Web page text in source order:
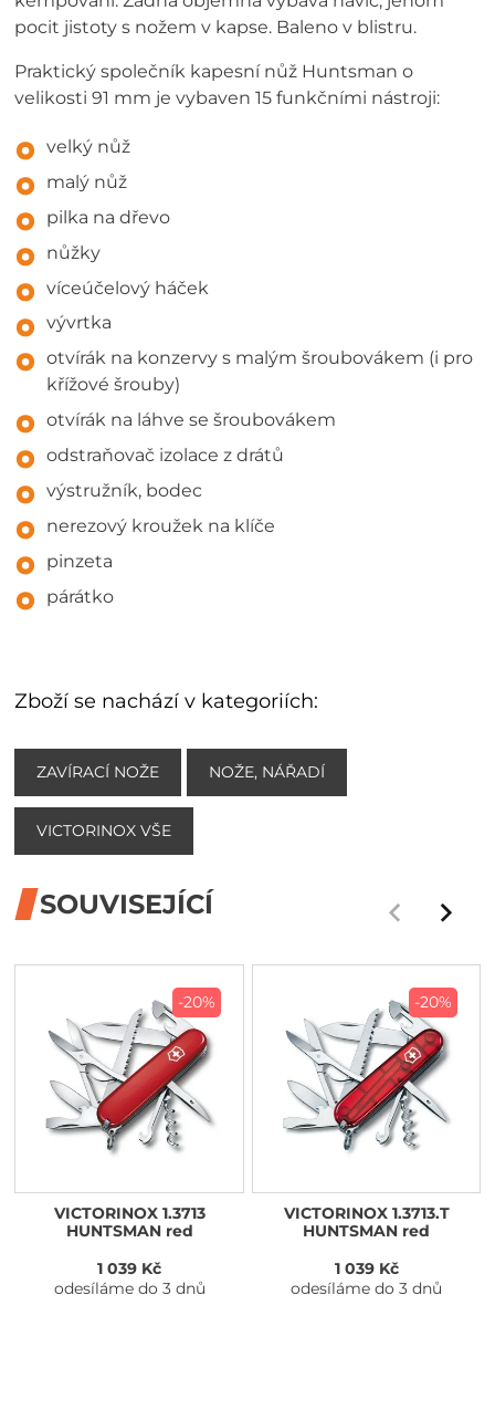
pocit jistoty s nožem v kapse. Baleno v blistru.
Praktický společník kapesní nůž Huntsman o
velikosti 91 mm je vybaven 15 funkčními nástroji:
velký nůž
malý nůž
pilka na dřevo
nůžky
víceúčelový háček
vývrtka
otvírák na konzervy s malým šroubovákem (i pro
křížové šrouby)
otvírák na láhve se šroubovákem
odstraňovač izolace z drátů
výstružník, bodec
nerezový kroužek na klíče
pinzeta
párátko
Zboží se nachází v kategoriích:
ZAVÍRACÍ NOŽE NOŽE, NÁŘADÍ
VICTORINOX VŠE
SOUVISEJÍCÍ
-20%
VICTORINOX 1.3713
HUNTSMAN red
1 039 Kč
odesíláme do 3 dnů
-20%
VICTORINOX 1.3713.T
HUNTSMAN red
1 039 Kč
odesíláme do 3 dnů